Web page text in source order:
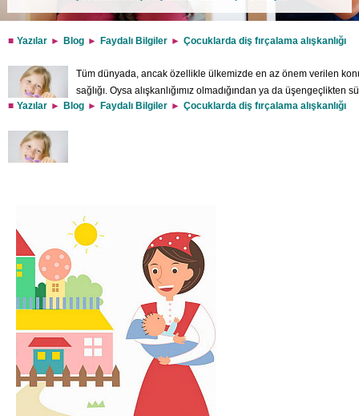
Yazılar Blog Faydalı Bilgiler Çocuklarda diş fırçalama alışkanlığı
Tüm dünyada, ancak özellikle ülkemizde en az önem verilen
sağlığı. Oysa alışkanlığımız olmadığından ya da üşengeçlikten
sağlığımız, hem de görünüşümüz açısından oldukça önemli.
kalıyoruz. Çocuklarda ise düzenli diş fırçalama ve ağız bakımının önemi çok
Yazılar Blog Faydalı Bilgiler Çocuklarda diş fırçalama alışkanlığı